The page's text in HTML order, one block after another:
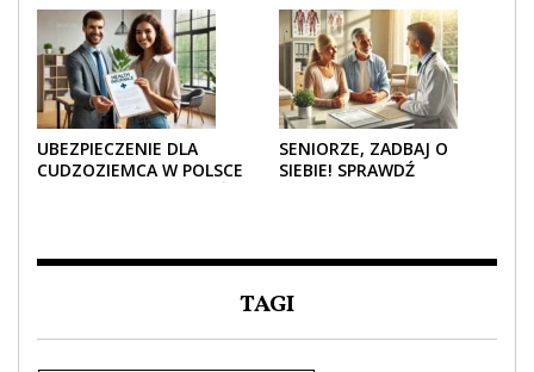
UBEZPIECZENIE DLA
CUDZOZIEMCA W POLSCE
SENIORZE, ZADBAJ O
SIEBIE! SPRAWDŹ
TAGI